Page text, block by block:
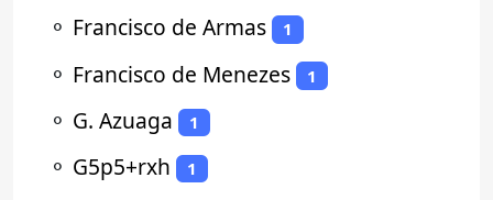
⚬ Francisco de Armas 1
⚬ Francisco de Menezes 1
⚬ G. Azuaga 1
⚬ G5p5+rxh 1